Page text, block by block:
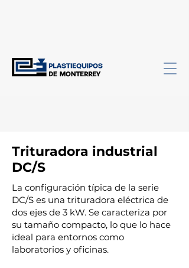
Trituradora industrial
DC/S
La configuración típica de la serie
DC/S es una trituradora eléctrica de
dos ejes de 3 kW. Se caracteriza por
su tamaño compacto, lo que lo hace
ideal para entornos como
laboratorios y oficinas.